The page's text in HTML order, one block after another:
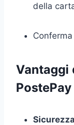
della
Vantaggi
Sicurezza